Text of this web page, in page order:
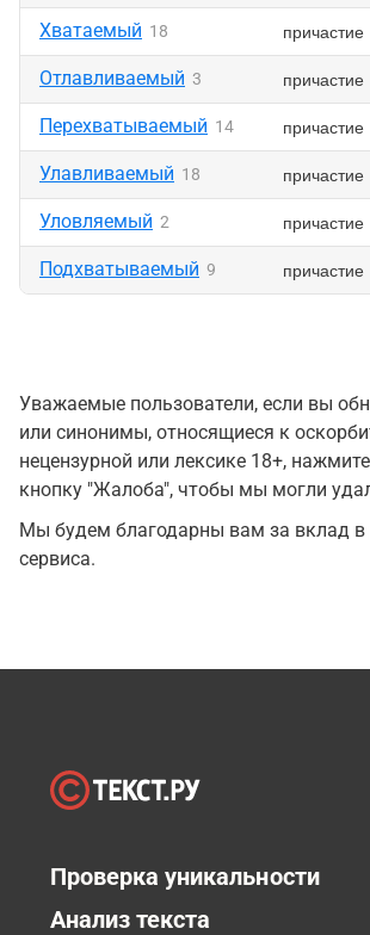
Хватаемый 18 причастие
Отлавливаемый 3 причастие
Перехватываемый 14 причастие
Улавливаемый 18 причастие
Уловляемый 2 причастие
Подхватываемый 9 причастие
Уважаемые пользователи, если вы
или синонимы, относящиеся к
нецензурной или лексике 18+,
кнопку "Жалоба", чтобы мы могли
Мы будем благодарны вам за вклад в
сервиса.
Проверка уникальности
Анализ текста